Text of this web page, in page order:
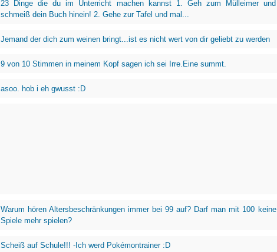
23 Dinge die du im Unterricht machen kannst 1. Geh zum Mülleimer und
schmeiß dein Buch hinein! 2. Gehe zur Tafel und mal...
Jemand der dich zum weinen bringt...ist es nicht wert von dir geliebt zu werden
9 von 10 Stimmen in meinem Kopf sagen ich sei Irre.Eine summt.
asoo. hob i eh gwusst :D
Warum hören Altersbeschränkungen immer bei 99 auf? Darf man mit 100 keine
Spiele mehr spielen?
Scheiß auf Schule!!! -Ich werd Pokémontrainer :D